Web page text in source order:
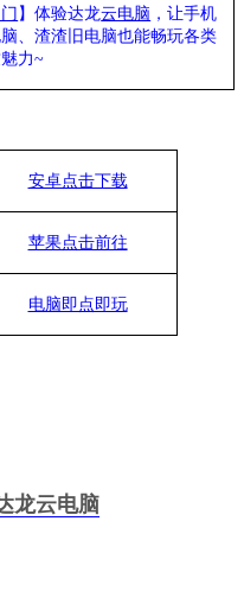
】体验达龙云电脑 ，让手机
、渣渣旧电脑也能畅玩各类
力~
安卓点击下载
苹果点击前往
电脑即点即玩
龙云电脑